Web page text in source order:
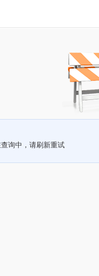
询中，请刷新重试